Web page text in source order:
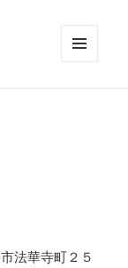
法華寺町２５